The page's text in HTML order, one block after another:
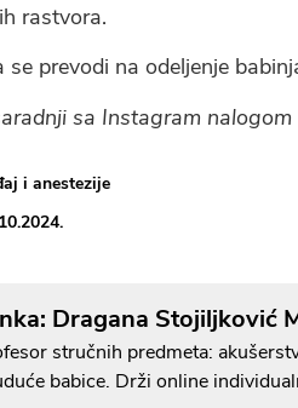
rastvora.
prevodi na odeljenje
sa Instagram nalogom
i anestezije
Dragana Stojiljković
stručnih predmeta:
babice. Drži online